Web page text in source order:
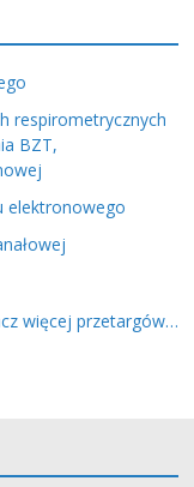
respirometrycznych
BZT,
elektronowego
więcej przetargów…